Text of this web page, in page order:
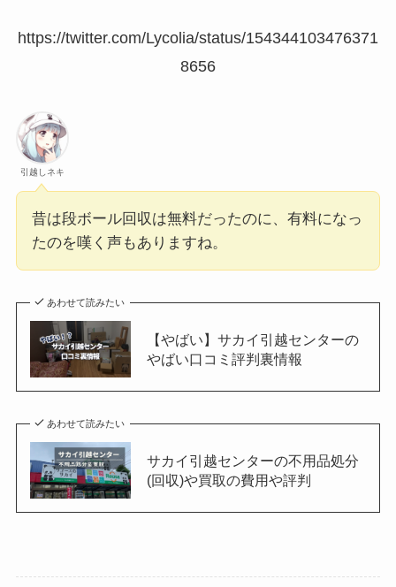
https://twitter.com/Lycolia/status/154344103476371
8656
引越しネキ
昔は段ボール回収は無料だったのに、有料になっ
たのを嘆く声もありますね。
あわせて読みたい
【やばい】サカイ引越センターの
やばい口コミ評判裏情報
あわせて読みたい
サカイ引越センターの不用品処分
(回収)や買取の費用や評判